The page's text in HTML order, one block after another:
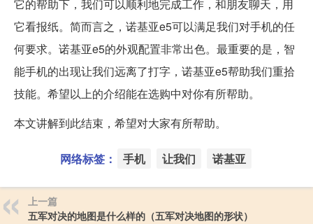
它的帮助下，我们可以顺利地完成工作，和朋友聊天，用
它看报纸。简而言之，诺基亚e5可以满足我们对手机的任
何要求。诺基亚e5的外观配置非常出色。最重要的是，智
能手机的出现让我们远离了打字，诺基亚e5帮助我们重拾
技能。希望以上的介绍能在选购中对你有所帮助。
本文讲解到此结束，希望对大家有所帮助。
网络标签： 手机 让我们 诺基亚
上一篇
五军对决的地图是什么样的（五军对决地图的形状）